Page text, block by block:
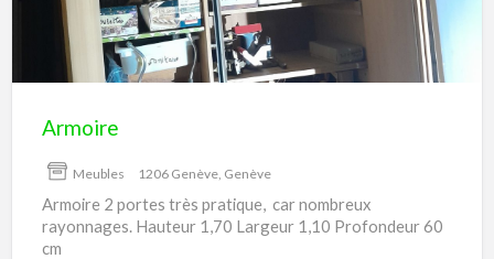
Armoire
Meubles 1206 Genève, Genève
Armoire 2 portes très pratique, car nombreux
rayonnages. Hauteur 1,70 Largeur 1,10 Profondeur 60
cm